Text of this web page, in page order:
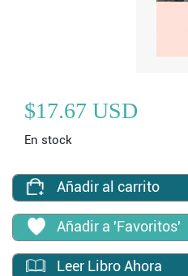
$17.67 USD
En stock
Añadir al carrito
Añadir a 'Favoritos'
Leer Libro Ahora